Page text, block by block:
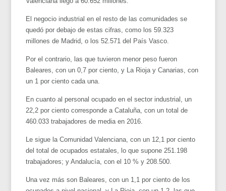
El negocio industrial en el resto de las comunidades se
quedó por debajo de estas cifras, como los 59.323
millones de Madrid, o los 52.571 del País Vasco.
Por el contrario, las que tuvieron menor peso fueron
Baleares, con un 0,7 por ciento, y La Rioja y Canarias, con
un 1 por ciento cada una.
En cuanto al personal ocupado en el sector industrial, un
22,2 por ciento corresponde a Cataluña, con un total de
460.033 trabajadores de media en 2016.
Le sigue la Comunidad Valenciana, con un 12,1 por ciento
del total de ocupados estatales, lo que supone 251.198
trabajadores; y Andalucía, con el 10 % y 208.500.
Una vez más son Baleares, con un 1,1 por ciento de los